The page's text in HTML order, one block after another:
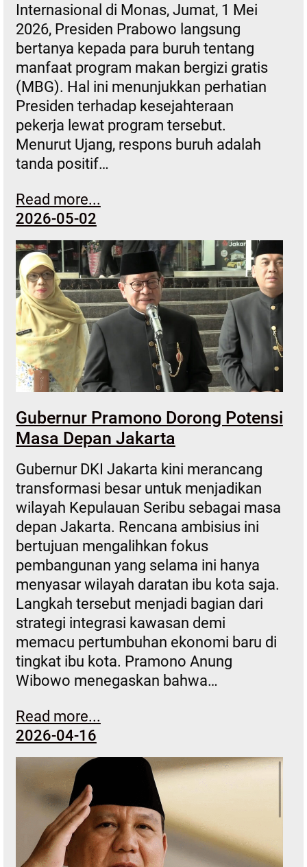
Internasional di Monas, Jumat, 1 Mei
2026, Presiden Prabowo langsung
bertanya kepada para buruh tentang
manfaat program makan bergizi gratis
(MBG). Hal ini menunjukkan perhatian
Presiden terhadap kesejahteraan
pekerja lewat program tersebut.
Menurut Ujang, respons buruh adalah
tanda positif…
Read more...
2026-05-02
Gubernur Pramono Dorong Potensi
Masa Depan Jakarta
Gubernur DKI Jakarta kini merancang
transformasi besar untuk menjadikan
wilayah Kepulauan Seribu sebagai masa
depan Jakarta. Rencana ambisius ini
bertujuan mengalihkan fokus
pembangunan yang selama ini hanya
menyasar wilayah daratan ibu kota saja.
Langkah tersebut menjadi bagian dari
strategi integrasi kawasan demi
memacu pertumbuhan ekonomi baru di
tingkat ibu kota. Pramono Anung
Wibowo menegaskan bahwa…
Read more...
2026-04-16